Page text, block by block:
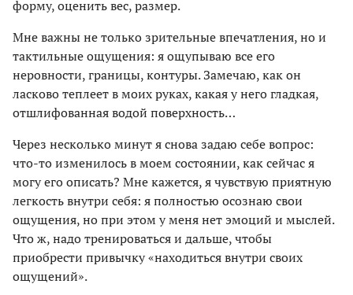
форму, оценить вес, размер.
Мне важны не только зрительные впечатления, но и
тактильные ощущения: я ощупываю все его
неровности, границы, контуры. Замечаю, как он
ласково теплеет в моих руках, какая у него гладкая,
отшлифованная водой поверхность…
Через несколько минут я снова задаю себе вопрос:
что-то изменилось в моем состоянии, как сейчас я
могу его описать? Мне кажется, я чувствую приятную
легкость внутри себя: я полностью осознаю свои
ощущения, но при этом у меня нет эмоций и мыслей.
Что ж, надо тренироваться и дальше, чтобы
приобрести привычку «находиться внутри своих
ощущений».